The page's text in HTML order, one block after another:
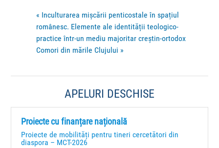
« Inculturarea mișcării penticostale în spațiul
românesc. Elemente ale identității teologico-
practice într-un mediu majoritar creștin-ortodox
Comori din mările Clujului »
APELURI DESCHISE
Proiecte cu finanțare națională
Proiecte de mobilități pentru tineri cercetători din
diaspora – MCT-2026